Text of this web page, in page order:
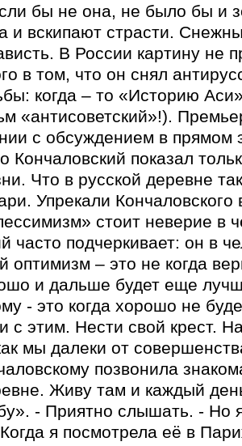
бы не она, не было бы и
и вскипают страсти.
В России картину не
в том, что он снял
когда – то «Историю
«антисоветский»!).
с обсуждением в прямом
Кончаловский показал
Что в русской деревне
Упрекали
стоит неверие в
часто подчеркивает: он в
оптимизм – это не когда
и дальше будет еще
- это когда хорошо не
с этим. Нести свой крест.
мы далеки от
позвонила
Живу там и каждый
- Приятно слышать. - Но
я посмотрела её в